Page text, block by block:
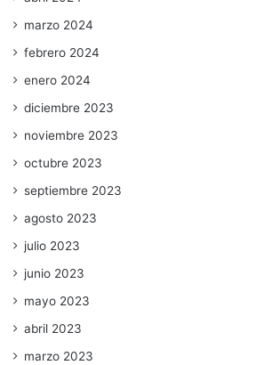
marzo 2024
febrero 2024
enero 2024
diciembre 2023
noviembre 2023
octubre 2023
septiembre 2023
agosto 2023
julio 2023
junio 2023
mayo 2023
abril 2023
marzo 2023